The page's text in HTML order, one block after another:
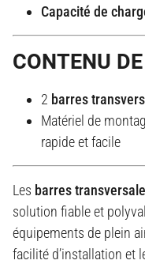
Capacité de
CONTENU
2 barres
Matériel de
rapide et facile
Les barres
solution fiable et
équipements de plein
facilité d’installation et